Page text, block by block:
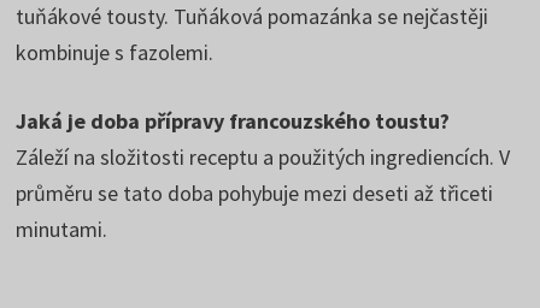
tuňákové tousty. Tuňáková pomazánka se nejčastěji
kombinuje s fazolemi.
Jaká je doba přípravy francouzského toustu?
Záleží na složitosti receptu a použitých ingrediencích. V
průměru se tato doba pohybuje mezi deseti až třiceti
minutami.